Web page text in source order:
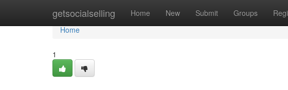
getsocialselling Home New Submit Groups
Home
Home
1